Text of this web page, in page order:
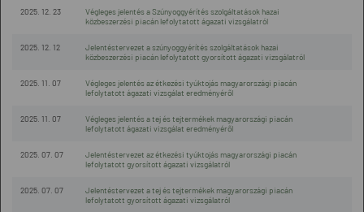
2025. 12. 23
Végleges jelentés a Szúnyoggyérítés szolgáltatások hazai
közbeszerzési piacán lefolytatott ágazati vizsgálatról
2025. 12. 12
Jelentéstervezet a szúnyoggyérítés szolgáltatások hazai
közbeszerzési piacán lefolytatott gyorsított ágazati vizsgálatról
2025. 11. 07
Végleges jelentés az étkezési tyúktojás magyarországi piacán
lefolytatott ágazati vizsgálat eredményéről
2025. 11. 07
Végleges jelentés a tej és tejtermékek magyarországi piacán
lefolytatott ágazati vizsgálat eredményéről
2025. 07. 07
Jelentéstervezet az étkezési tyúktojás magyarországi piacán
lefolytatott gyorsított ágazati vizsgálatról
2025. 07. 07
Jelentéstervezet a tej és tejtermékek magyarországi piacán
lefolytatott gyorsított ágazati vizsgálatról